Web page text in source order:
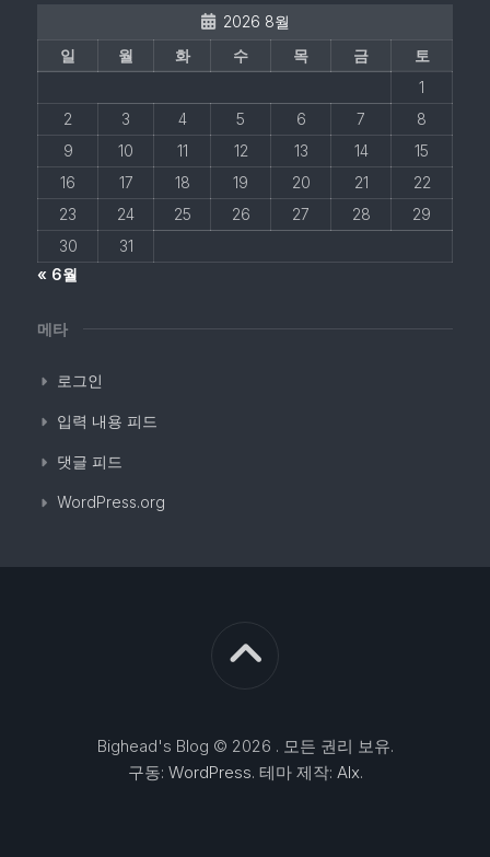
2026 8월
일
월 화 수 목 금
토
1
2
3 4 5 6 7
8
9
10 11 12 13 14
15
16
17 18 19 20 21
22
23
24 25 26 27 28
29
30
31
« 6월
메타
로그인
입력 내용 피드
댓글 피드
WordPress.org
Bighead's Blog © 2026 . 모든 권리 보유.
구동: WordPress. 테마 제작: Alx.